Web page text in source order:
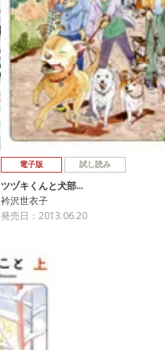
電子版 試し読み
ツヅキくんと犬部…
衿沢世衣子
発売日：2013.06.20